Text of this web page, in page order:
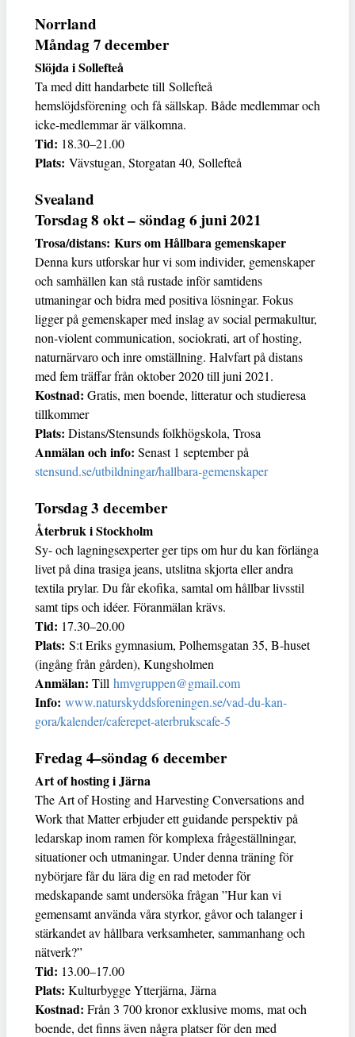
Norrland
Måndag 7 december
Slöjda i Sollefteå
Ta med ditt handarbete till Sollefteå
hemslöjdsförening och få sällskap. Både medlemmar och
icke-medlemmar är välkomna.
Tid: 18.30–21.00
Plats: Vävstugan, Storgatan 40, Sollefteå
Svealand
Torsdag 8 okt – söndag 6 juni 2021
Trosa/distans: Kurs om Hållbara gemenskaper
Denna kurs utforskar hur vi som individer, gemenskaper
och samhällen kan stå rustade inför samtidens
utmaningar och bidra med positiva lösningar. Fokus
ligger på gemenskaper med inslag av social permakultur,
non-violent communication, sociokrati, art of hosting,
naturnärvaro och inre omställning. Halvfart på distans
med fem träffar från oktober 2020 till juni 2021.
Kostnad: Gratis, men boende, litteratur och studieresa
tillkommer
Plats: Distans/Stensunds folkhögskola, Trosa
Anmälan och info: Senast 1 september på
stensund.se/utbildningar/hallbara-gemenskaper
Torsdag 3 december
Återbruk i Stockholm
Sy- och lagningsexperter ger tips om hur du kan förlänga
livet på dina trasiga jeans, utslitna skjorta eller andra
textila prylar. Du får ekofika, samtal om hållbar livsstil
samt tips och idéer. Föranmälan krävs.
Tid: 17.30–20.00
Plats: S:t Eriks gymnasium, Polhemsgatan 35, B-huset
(ingång från gården), Kungsholmen
Anmälan: Till hmvgruppen@gmail.com
Info: www.naturskyddsforeningen.se/vad-du-kan-
gora/kalender/caferepet-aterbrukscafe-5
Fredag 4–söndag 6 december
Art of hosting i Järna
The Art of Hosting and Harvesting Conversations and
Work that Matter erbjuder ett guidande perspektiv på
ledarskap inom ramen för komplexa frågeställningar,
situationer och utmaningar. Under denna träning för
nybörjare får du lära dig en rad metoder för
medskapande samt undersöka frågan ”Hur kan vi
gemensamt använda våra styrkor, gåvor och talanger i
stärkandet av hållbara verksamheter, sammanhang och
nätverk?”
Tid: 13.00–17.00
Plats: Kulturbygge Ytterjärna, Järna
Kostnad: Från 3 700 kronor exklusive moms, mat och
boende, det finns även några platser för den med